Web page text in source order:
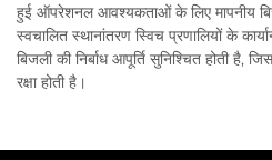
हुई ऑपरेशनल आवश्यकताओं के लिए मापनीय
स्वचालित स्थानांतरण स्विच प्रणालियों के
बिजली की निर्बाध आपूर्ति सुनिश्चित होती है,
रक्षा होती है।